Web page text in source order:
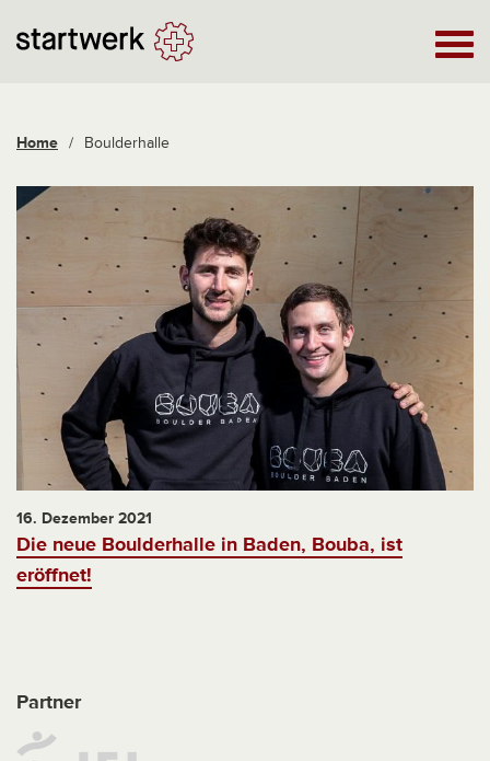
Home / Boulderhalle
16. Dezember 2021
Die neue Boulderhalle in Baden, Bouba, ist
eröffnet!
Partner